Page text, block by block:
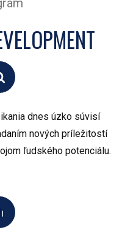
dnes úzko súvisí
nových príležitostí
ľudského potenciálu.